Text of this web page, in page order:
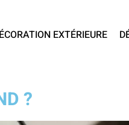
EXTÉRIEURE
?